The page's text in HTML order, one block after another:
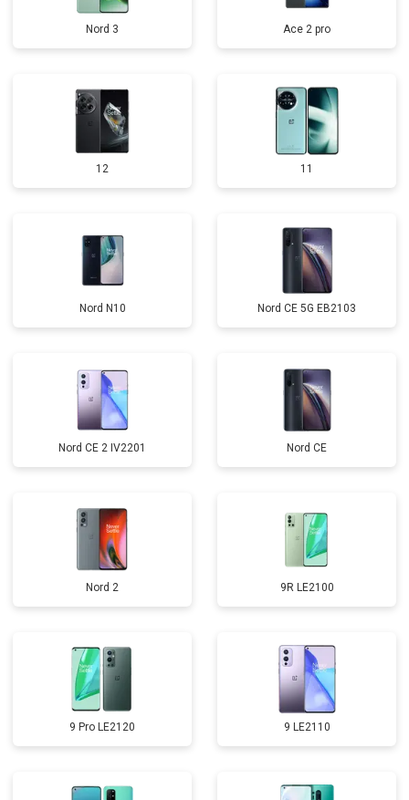
Nord 3 Ace 2 pro
12 11
Nord N10 Nord CE 5G EB2103
Nord CE 2 IV2201 Nord CE
Nord 2 9R LE2100
9 Pro LE2120 9 LE2110